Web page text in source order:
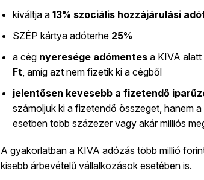
kiváltja a 13% szociális hozzájárulási
SZÉP kártya adóterhe 25%
a cég nyeresége adómentesa KIVA alatt
Ft, amíg azt nem fizetik ki a cégből
jelentősen kevesebb a fizetendő
számoljuk ki a fizetendő összeget, hanem
esetben több százezer vagy akár milliós
A gyakorlatban a KIVA adózás több millió
kisebb árbevételű vállalkozások esetében is.